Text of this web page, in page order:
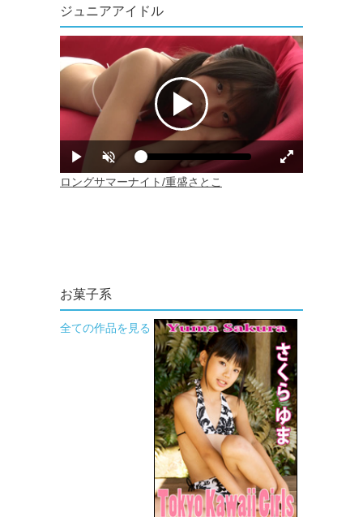
ジュニアアイドル
お菓子系
全ての作品を見る